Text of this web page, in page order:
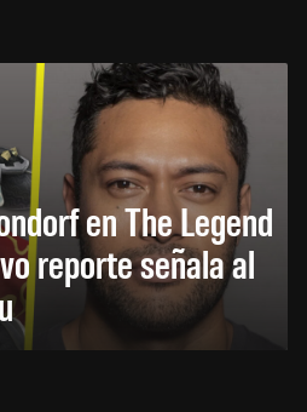
en The Legend
reporte señala al